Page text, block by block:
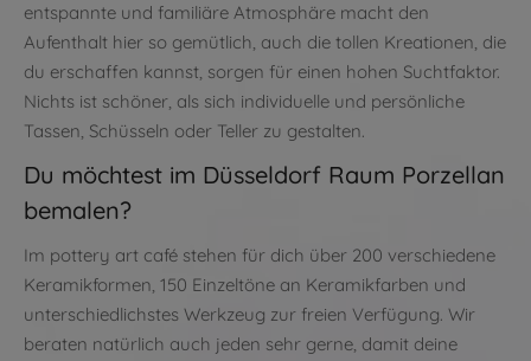
entspannte und familiäre Atmosphäre macht den
Aufenthalt hier so gemütlich, auch die tollen Kreationen, die
du erschaffen kannst, sorgen für einen hohen Suchtfaktor.
Nichts ist schöner, als sich individuelle und persönliche
Tassen, Schüsseln oder Teller zu gestalten.
Du möchtest im Düsseldorf Raum Porzellan
bemalen?
Im pottery art café stehen für dich über 200 verschiedene
Keramikformen, 150 Einzeltöne an Keramikfarben und
unterschiedlichstes Werkzeug zur freien Verfügung. Wir
beraten natürlich auch jeden sehr gerne, damit deine